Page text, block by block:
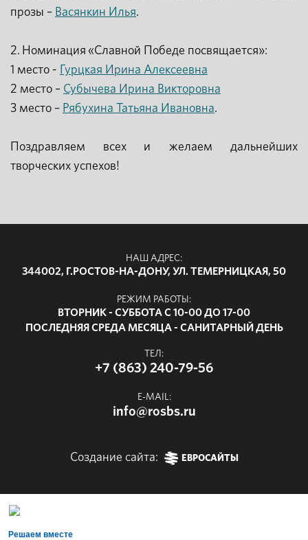
прозы – Васянкин Илья.
2. Номинация «Славной Победе посвящается»:
1 место - Гурцкая Ирина Алексеевна
2 место – Субычева Ирина Викторовна
3 место – Рябухина Татьяна Ивановна.
Поздравляем всех и желаем дальнейших
творческих успехов!
НАШ АДРЕС:
344002, Г.РОСТОВ-НА-ДОНУ, УЛ. ТЕМЕРНИЦКАЯ, 50
РЕЖИМ РАБОТЫ:
ВТОРНИК - СУББОТА С 10-00 ДО 17-00
ПОСЛЕДНЯЯ СРЕДА МЕСЯЦА - САНИТАРНЫЙ ДЕНЬ
ТЕЛ:
+7 (863) 240-79-56
E-MAIL:
info@rosbs.ru
Создание сайта: ЕВРОСАЙТЫ
Решаем вместе